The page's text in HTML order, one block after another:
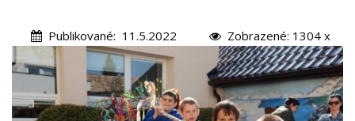
Publikované: 11.5.2022 Zobrazené: 1304 x